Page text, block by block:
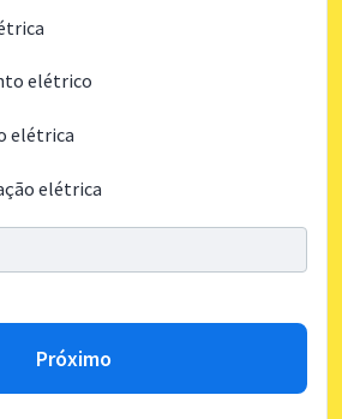
elétrico
elétrica
elétrica
Próximo